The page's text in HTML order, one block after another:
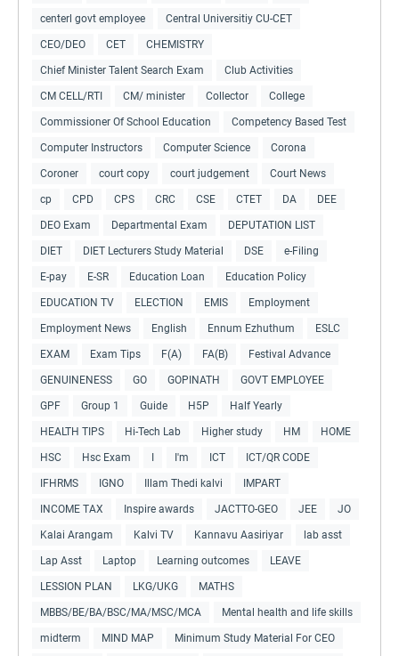
centerl govt employee Central Universitiy CU-CET
CEO/DEO CET CHEMISTRY
Chief Minister Talent Search Exam Club Activities
CM CELL/RTI CM/ minister Collector College
Commissioner Of School Education Competency Based Test
Computer Instructors Computer Science Corona
Coroner court copy court judgement Court News
cp CPD CPS CRC CSE CTET DA DEE
DEO Exam Departmental Exam DEPUTATION LIST
DIET DIET Lecturers Study Material DSE e-Filing
E-pay E-SR Education Loan Education Policy
EDUCATION TV ELECTION EMIS Employment
Employment News English Ennum Ezhuthum ESLC
EXAM Exam Tips F(A) FA(B) Festival Advance
GENUINENESS GO GOPINATH GOVT EMPLOYEE
GPF Group 1 Guide H5P Half Yearly
HEALTH TIPS Hi-Tech Lab Higher study HM HOME
HSC Hsc Exam I'm ICT ICT/QR CODE
IFHRMS IGNO Illam Thedi kalvi IMPART
INCOME TAX Inspire awards JACTTO-GEO JEE JO
Kalai Arangam Kalvi TV Kannavu Aasiriyar lab asst
Lap Asst Laptop Learning outcomes LEAVE
LESSION PLAN LKG/UKG MATHS
MBBS/BE/BA/BSC/MA/MSC/MCA Mental health and life skills
midterm MIND MAP Minimum Study Material For CEO